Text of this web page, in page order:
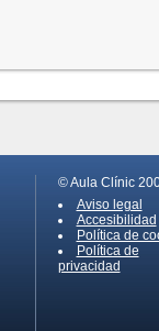
© Aula Clínic
Aviso legal
Accesibilidad
Política de
Política de
privacidad